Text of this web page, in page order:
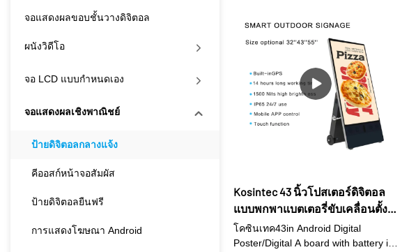
จอแสดงผลขอบชั้นวางดิจิตอล
ผนังวิดีโอ
จอ LCD แบบกำหนดเอง
จอแสดงผลเชิงพาณิชย์
ป้ายดิจิตอลกลางแจ้ง
คีออสก์หน้าจอสัมผัส
ป้ายดิจิตอลยืนฟรี
การแสดงโฆษณา Android
Kosintec 43 นิ้วโปสเตอร์ดิจิตอล
แบบพกพาแบตเตอรี่ขับเคลื่อนตั้ง
พื้นหน้าจอโฆษณา LCD เคลื่อน
ย้ายได้บางเฉียบ
โคซินเทค43in Android Digital
Poster/Digital A board with battery is